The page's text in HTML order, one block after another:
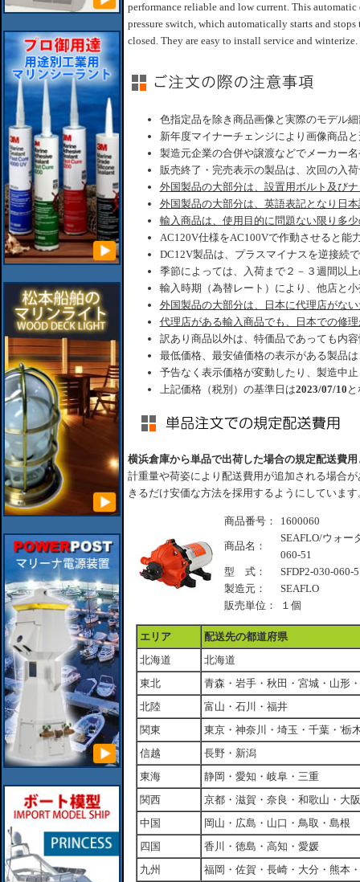
performance reliable and low current. This
pressure switch, which automatically starts and
closed. They are easy to install service and winterize.
色指定品を除き商品画像と実際のモデル
新年度マイナーチェンジにより画像商品
製造元企業の合併や譲渡などでメーカー
販売終了・完売表示の製品は、次回の入
外国製品の大部分は、設置用ボルト及び
外国製品の大部分は、英語表記となり日
輸入商品は、使用目的に問題ない限り多
AC120V仕様をAC100Vで作動させると能
DC12V製品は、プラスマイナスを逆接続
季節によっては、入荷まで２－３週間以
輸入時期（為替レート）により、他店と
外国製品の大部分は、日本に代理店がな
代理店がある輸入商品でも、日本での修
訳あり商品以外は、特価品であっても内
最低価格、最安値価格の表示がある製品
予告なく表示価格が変動したり、製造中
上記価格（税別）の基準日は2023/07/10
横浜倉庫から単品で出荷した場合の規定配送費用
計重量や荷姿により配送費用が追加される場合
きるだけ安価な方法を採用するようにしています
商品番号： 1600060
商品名：
SEAFLO/ウォー
060-51
型 式：
SFDP2-030-060-
製造元：
SEAFLO
販売単位：
１個
エリア
配送先の都道府県
北海道
北海道
東北
青森・岩手・秋田・宮城・山形
北陸
富山・石川・福井
関東
東京・神奈川・埼玉・千葉・'栃
信越
長野・新潟
東海
静岡・愛知・岐阜・三重
関西
京都・滋賀・奈良・和歌山・大
中国
岡山・広島・山口・鳥取・島根
四国
香川・徳島・高知・愛媛
九州
福岡・佐賀・長崎・大分・熊本